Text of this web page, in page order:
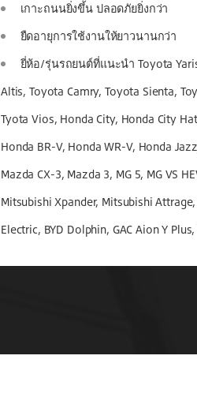
เกาะถนนยิ่งขึ้น ปลอดภัยยิ่งกว่า
ยืดอายุการใช้งานให้ยาวนานกว่า
ยี่ห้อ/รุ่นรถยนต์ที่แนะนำ Toyota
Altis, Toyota Camry, Toyota Sienta,
Tyota Vios, Honda City, Honda City
Honda BR-V, Honda WR-V, Honda
Mazda CX-3, Mazda 3, MG 5, MG VS
Mitsubishi Xpander, Mitsubishi
Electric, BYD Dolphin, GAC Aion Y